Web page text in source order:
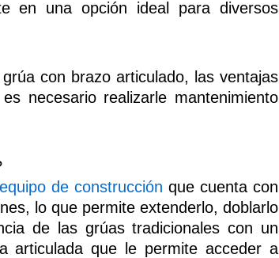
en una opción ideal para diversos
con brazo articulado, las ventajas
necesario realizarle mantenimiento
equipo de construcción que cuenta con
lo que permite extenderlo, doblarlo
de las grúas tradicionales con un
articulada que le permite acceder a